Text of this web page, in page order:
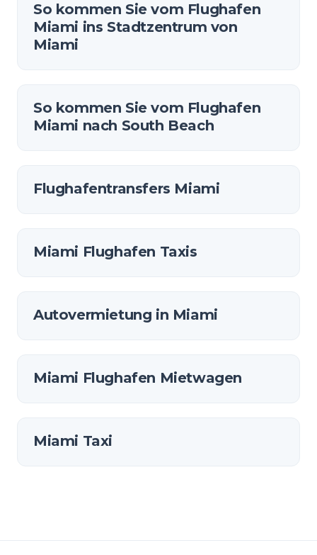
So kommen Sie vom Flughafen
Miami ins Stadtzentrum von
Miami
So kommen Sie vom Flughafen
Miami nach South Beach
Flughafentransfers Miami
Miami Flughafen Taxis
Autovermietung in Miami
Miami Flughafen Mietwagen
Miami Taxi